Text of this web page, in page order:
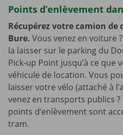
Points d’enlèvement
Récupérez votre camion de
Bure. Vous venez en voiture
la laisser sur le parking du
Pick-up Point jusqu’à ce que
véhicule de location. Vous
laisser votre vélo (attaché à
venez en transports publics
points d’enlèvement sont
tram.